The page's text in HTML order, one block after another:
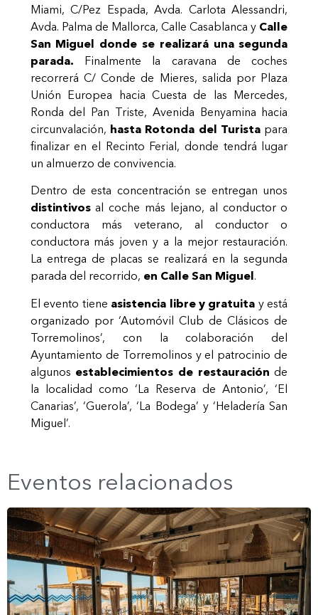
Miami, C/Pez Espada, Avda. Carlota Alessandri,
Avda. Palma de Mallorca, Calle Casablanca y Calle
San Miguel donde se realizará una segunda
parada. Finalmente la caravana de coches
recorrerá C/ Conde de Mieres, salida por Plaza
Unión Europea hacia Cuesta de las Mercedes,
Ronda del Pan Triste, Avenida Benyamina hacia
circunvalación, hasta Rotonda del Turista para
finalizar en el Recinto Ferial, donde tendrá lugar
un almuerzo de convivencia.
Dentro de esta concentración se entregan unos
distintivosal coche más lejano, al conductor o
conductora más veterano, al conductor o
conductora más joven y a la mejor restauración.
La entrega de placas se realizará en la segunda
parada del recorrido, en Calle San Miguel.
El evento tiene asistencia libre y gratuita y está
organizado por ‘Automóvil Club de Clásicos de
Torremolinos’, con la colaboración del
Ayuntamiento de Torremolinos y el patrocinio de
algunos establecimientos de restauración de
la localidad como ‘La Reserva de Antonio’, ‘El
Canarias’, ‘Guerola’, ‘La Bodega’ y ‘Heladería San
Miguel’.
Eventos relacionados